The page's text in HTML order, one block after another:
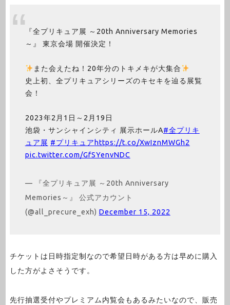
『全プリキュア展 ～20th Anniversary Memories
～』 東京会場 開催決定！
また会えたね！20年分のトキメキが大集合
史上初、全プリキュアシリーズのキセキを辿る展覧
会！
2023年2月1日～2月19日
池袋・サンシャインシティ 展示ホールA#全プリキ
ュア展 #プリキュア https://t.co/XwIznMWGh2
pic.twitter.com/GfSYenvNDC
— 『全プリキュア展 ～20th Anniversary
Memories～』 公式アカウント
(@all_precure_exh) December 15, 2022
チケットは日時指定制なので希望日時がある方は早めに購入
した方がよさそうです。
先行抽選受付やプレミアム内覧会もあるみたいなので、販売